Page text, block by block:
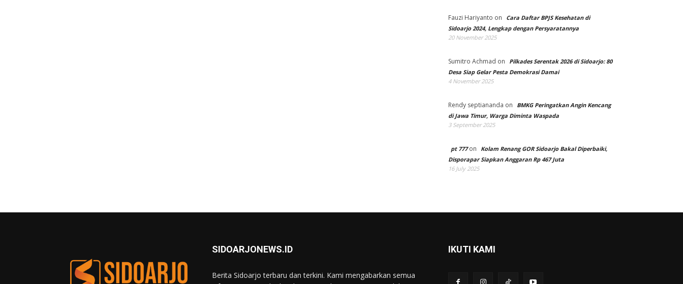
Fauzi Hariyanto on
Cara Daftar BPJS Kesehatan di
Sidoarjo 2024, Lengkap dengan Persyaratannya
20 November 2025
Sumitro Achmad on
Pilkades Serentak 2026 di Sidoarjo: 80
Desa Siap Gelar Pesta Demokrasi Damai
4 November 2025
Rendy septiananda on
BMKG Peringatkan Angin Kencang
di Jawa Timur, Warga Diminta Waspada
3 September 2025
pt 777on
Kolam Renang GOR Sidoarjo Bakal Diperbaiki,
Disporapar Siapkan Anggaran Rp 467 Juta
16 July 2025
SIDOARJONEWS.ID
Berita Sidoarjo terbaru dan terkini. Kami mengabarkan semua
IKUTI KAMI